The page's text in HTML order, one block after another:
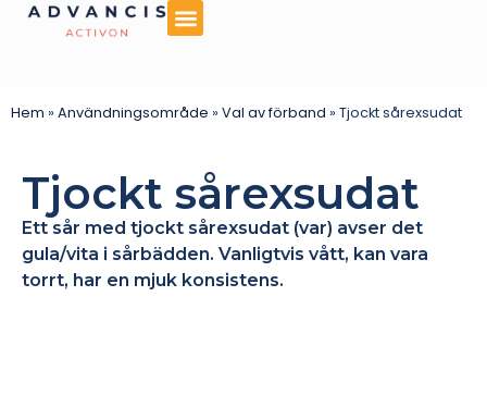
Hem » Användningsområde » Val av förband » Tjockt sårexsudat
Tjockt sårexsudat
Ett sår med tjockt sårexsudat (var) avser det
gula/vita i sårbädden. Vanligtvis vått, kan vara
torrt, har en mjuk konsistens.